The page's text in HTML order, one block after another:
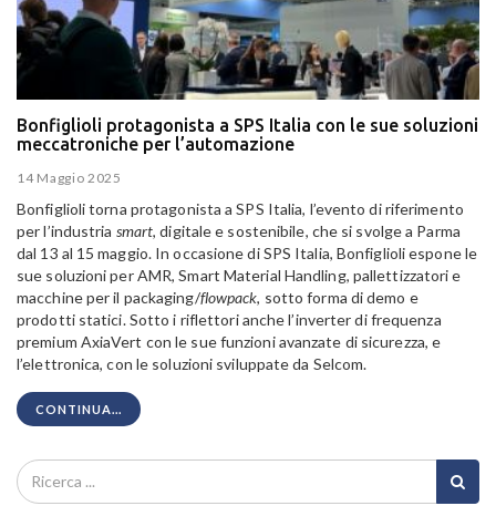
Bonfiglioli protagonista a SPS Italia con le sue soluzioni
meccatroniche per l’automazione
14 Maggio 2025
Bonfiglioli torna protagonista a SPS Italia, l’evento di riferimento
per l’industria smart, digitale e sostenibile, che si svolge a Parma
dal 13 al 15 maggio. In occasione di SPS Italia, Bonfiglioli espone le
sue soluzioni per AMR, Smart Material Handling, pallettizzatori e
macchine per il packaging/flowpack, sotto forma di demo e
prodotti statici. Sotto i riflettori anche l’inverter di frequenza
premium AxiaVert con le sue funzioni avanzate di sicurezza, e
l’elettronica, con le soluzioni sviluppate da Selcom.
CONTINUA...